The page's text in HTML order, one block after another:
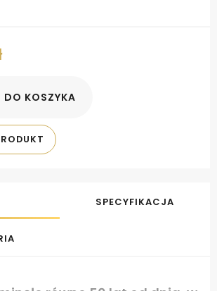
KOSZYKA
SPECYFIKACJA